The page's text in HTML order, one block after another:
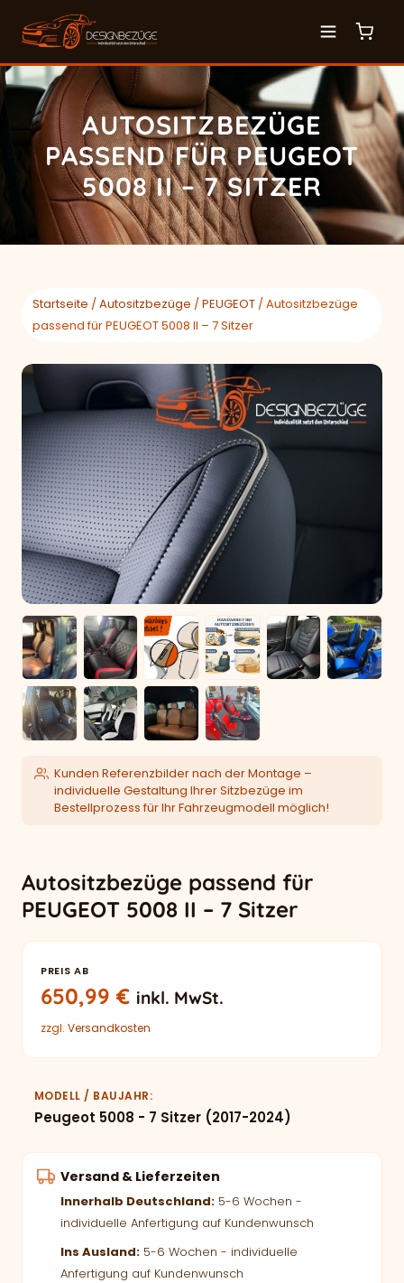
AUTOSITZBEZÜGE
PASSEND FÜR PEUGEOT
5008 II – 7 SITZER
Startseite /Autositzbezüge /PEUGEOT / Autositzbezüge
passend für PEUGEOT 5008 II – 7 Sitzer
Kunden Referenzbilder nach der Montage –
individuelle Gestaltung Ihrer Sitzbezüge im
Bestellprozess für Ihr Fahrzeugmodell möglich!
Autositzbezüge passend für
PEUGEOT 5008 II – 7 Sitzer
PREIS AB
650,99€ inkl. MwSt.
zzgl. Versandkosten
MODELL / BAUJAHR
Peugeot 5008 - 7 Sitzer (2017-2024)
Versand & Lieferzeiten
Innerhalb Deutschland: 5-6 Wochen -
individuelle Anfertigung auf Kundenwunsch
Ins Ausland: 5-6 Wochen - individuelle
Anfertigung auf Kundenwunsch